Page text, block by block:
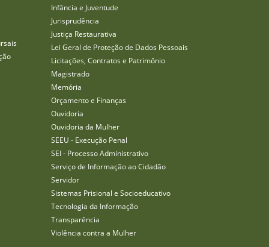
Infância e Juventude
Jurisprudência
Justiça Restaurativa
Lei Geral de Proteção de Dados Pessoais
Licitações, Contratos e Patrimônio
Magistrado
Memória
Orçamento e Finanças
Ouvidoria
Ouvidoria da Mulher
SEEU - Execução Penal
SEI - Processo Administrativo
Serviço de Informação ao Cidadão
Servidor
Sistemas Prisional e Socioeducativo
Tecnologia da Informação
Transparência
Violência contra a Mulher